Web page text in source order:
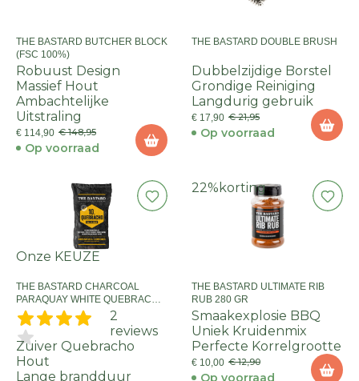
THE BASTARD BUTCHER BLOCK
(FSC 100%)
Robuust Design
Massief Hout
Ambachtelijke
Uitstraling
€ 114,90 € 148,95
Op voorraad
THE BASTARD DOUBLE BRUSH
Dubbelzijdige Borstel
Grondige Reiniging
Langdurig gebruik
€ 17,90 € 21,95
Op voorraad
Onze KEUZE
THE BASTARD CHARCOAL
PARAQUAY WHITE QUEBRACHO
10 KG
2
reviews
Zuiver Quebracho
Hout
Lange brandduur
22% korting
THE BASTARD ULTIMATE RIB
RUB 280 GR
Smaakexplosie BBQ
Uniek Kruidenmix
Perfecte Korrelgrootte
€ 10,00 € 12,90
Op voorraad